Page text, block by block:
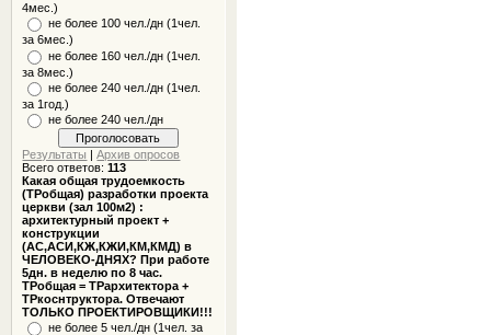
4мес.)
не более 100 чел./дн (1чел.
за 6мес.)
не более 160 чел./дн (1чел.
за 8мес.)
не более 240 чел./дн (1чел.
за 1год.)
не более 240 чел./дн
Результаты |Архив опросов
Всего ответов:113
Какая общая трудоемкость
(ТРобщая) разработки проекта
церкви (зал 100м2) :
архитектурный проект +
конструкции
(АС,АСИ,КЖ,КЖИ,КМ,КМД) в
ЧЕЛОВЕКО-ДНЯХ? При работе
5дн. в неделю по 8 час.
ТРобщая = ТРархитектора +
ТРкоснтруктора. Отвечают
ТОЛЬКО ПРОЕКТИРОВЩИКИ!!!
не более 5 чел./дн (1чел. за